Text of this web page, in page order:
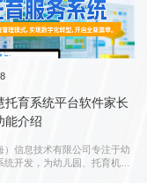
托育系统平台软件家长
能介绍
）信息技术有限公司专注于幼
统开发，为幼儿园、托育机